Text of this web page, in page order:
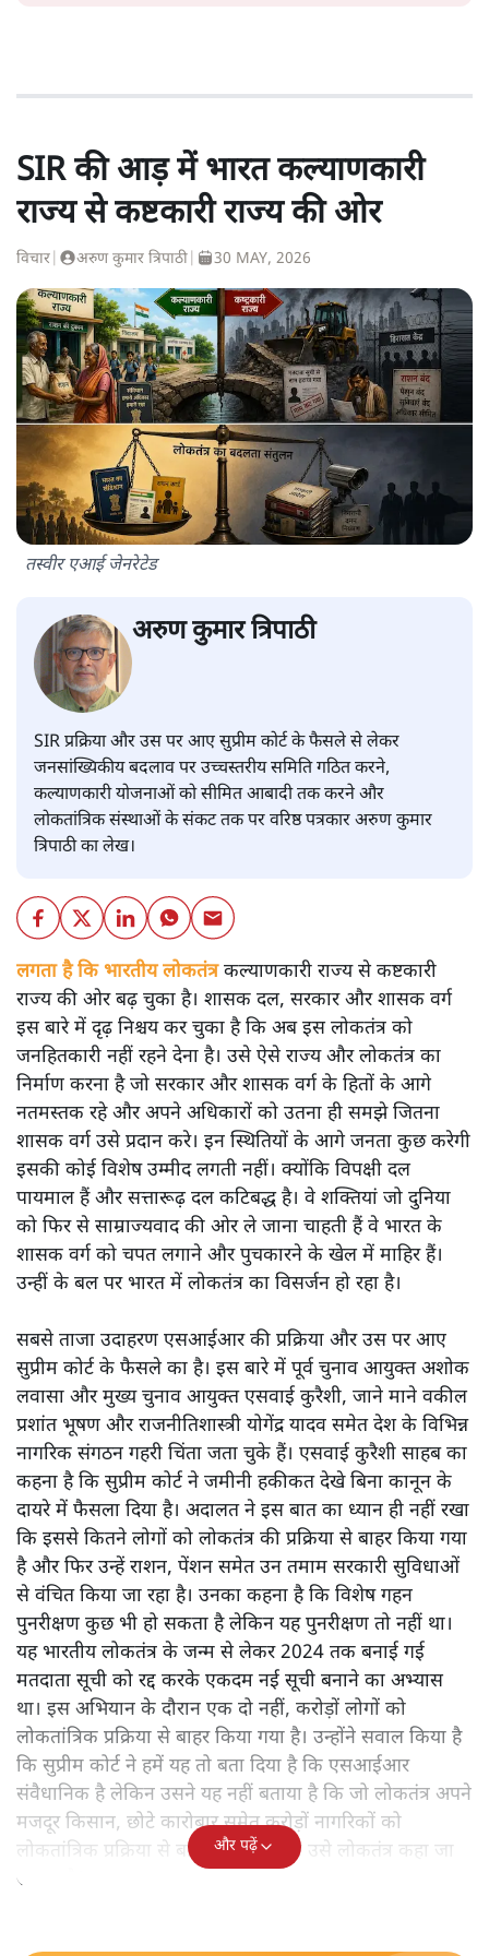
SIR की आड़ में भारत कल्याणकारी
राज्य से कष्टकारी राज्य की ओर
विचार अरुण कुमार त्रिपाठी 30 MAY, 2026
तस्वीर एआई जेनरेटेड
अरुण कुमार त्रिपाठी
SIR प्रक्रिया और उस पर आए सुप्रीम कोर्ट के फैसले से लेकर
जनसांख्यिकीय बदलाव पर उच्चस्तरीय समिति गठित करने,
कल्याणकारी योजनाओं को सीमित आबादी तक करने और
लोकतांत्रिक संस्थाओं के संकट तक पर वरिष्ठ पत्रकार अरुण कुमार
त्रिपाठी का लेख।
लगता है कि भारतीय लोकतंत्रकल्याणकारी राज्य से कष्टकारी
राज्य की ओर बढ़ चुका है। शासक दल, सरकार और शासक वर्ग
इस बारे में दृढ़ निश्चय कर चुका है कि अब इस लोकतंत्र को
जनहितकारी नहीं रहने देना है। उसे ऐसे राज्य और लोकतंत्र का
निर्माण करना है जो सरकार और शासक वर्ग के हितों के आगे
नतमस्तक रहे और अपने अधिकारों को उतना ही समझे जितना
शासक वर्ग उसे प्रदान करे। इन स्थितियों के आगे जनता कुछ करेगी
इसकी कोई विशेष उम्मीद लगती नहीं। क्योंकि विपक्षी दल
पायमाल हैं और सत्तारूढ़ दल कटिबद्ध है। वे शक्तियां जो दुनिया
को फिर से साम्राज्यवाद की ओर ले जाना चाहती हैं वे भारत के
शासक वर्ग को चपत लगाने और पुचकारने के खेल में माहिर हैं।
उन्हीं के बल पर भारत में लोकतंत्र का विसर्जन हो रहा है।
सबसे ताजा उदाहरण एसआईआर की प्रक्रिया और उस पर आए
सुप्रीम कोर्ट के फैसले का है। इस बारे में पूर्व चुनाव आयुक्त अशोक
लवासा और मुख्य चुनाव आयुक्त एसवाई कुरैशी, जाने माने वकील
प्रशांत भूषण और राजनीतिशास्त्री योगेंद्र यादव समेत देश के विभिन्न
नागरिक संगठन गहरी चिंता जता चुके हैं। एसवाई कुरैशी साहब का
कहना है कि सुप्रीम कोर्ट ने जमीनी हकीकत देखे बिना कानून के
दायरे में फैसला दिया है। अदालत ने इस बात का ध्यान ही नहीं रखा
कि इससे कितने लोगों को लोकतंत्र की प्रक्रिया से बाहर किया गया
है और फिर उन्हें राशन, पेंशन समेत उन तमाम सरकारी सुविधाओं
से वंचित किया जा रहा है। उनका कहना है कि विशेष गहन
पुनरीक्षण कुछ भी हो सकता है लेकिन यह पुनरीक्षण तो नहीं था।
यह भारतीय लोकतंत्र के जन्म से लेकर 2024 तक बनाई गई
मतदाता सूची को रद्द करके एकदम नई सूची बनाने का अभ्यास
था। इस अभियान के दौरान एक दो नहीं, करोड़ों लोगों को
लोकतांत्रिक प्रक्रिया से बाहर किया गया है। उन्होंने सवाल किया है
कि सुप्रीम कोर्ट ने हमें यह तो बता दिया है कि एसआईआर
संवैधानिक है लेकिन उसने यह नहीं बताया है कि जो लोकतंत्र अपने
मजदूर किसान, छोटे कारोबार समेत करोड़ों नागरिकों को
लोकतांत्रिक प्रक्रिया से बाहर करता है क्या उसे लोकतंत्र कहा जा
सकता है?
और पढ़ें